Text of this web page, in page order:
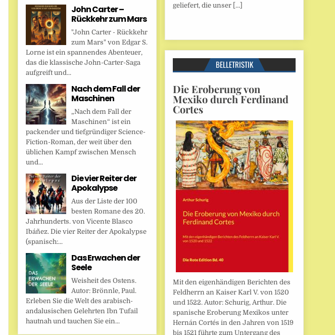
John Carter –
Rückkehr zum Mars
"John Carter - Rückkehr
zum Mars" von Edgar S.
Lorne ist ein spannendes Abenteuer,
das die klassische John-Carter-Saga
aufgreift und...
Nach dem Fall der
Maschinen
„Nach dem Fall der
Maschinen“ ist ein
packender und tiefgründiger Science-
Fiction-Roman, der weit über den
üblichen Kampf zwischen Mensch
und...
Die vier Reiter der
Apokalypse
Aus der Liste der 100
besten Romane des 20.
Jahrhunderts. von Vicente Blasco
Ibáñez. Die vier Reiter der Apokalypse
(spanisch:...
Das Erwachen der
Seele
Weisheit des Ostens.
Autor: Brönnle, Paul.
Erleben Sie die Welt des arabisch-
andalusischen Gelehrten Ibn Tufail
hautnah und tauchen Sie ein...
geliefert, die unser […]
BELLETRISTIK
Die Eroberung von
Mexiko durch Ferdinand
Cortes
Mit den eigenhändigen Berichten des
Feldherrn an Kaiser Karl V. von 1520
und 1522. Autor: Schurig, Arthur. Die
spanische Eroberung Mexikos unter
Hernán Cortés in den Jahren von 1519
bis 1521 führte zum Untergang des